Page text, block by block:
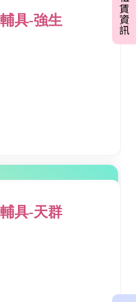
具-強生
具-天群